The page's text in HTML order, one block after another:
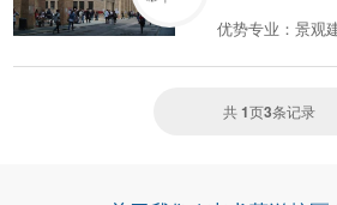
优势专业：景观
共1页3条记录